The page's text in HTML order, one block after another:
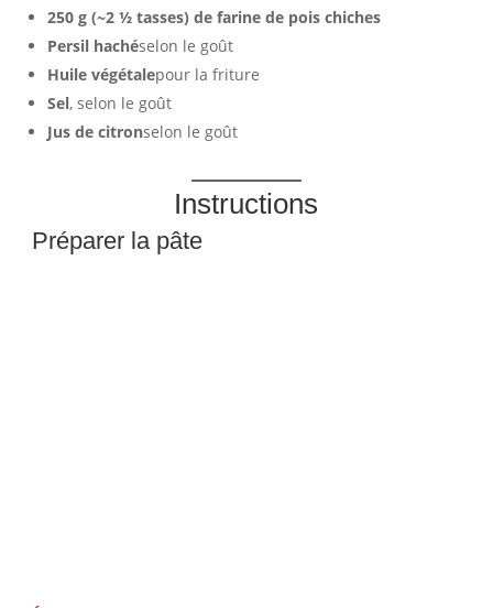
250 g (~2 ½ tasses) de farine de pois chiches
Persil hachéselon le goût
Huile végétalepour la friture
Sel, selon le goût
Jus de citronselon le goût
Instructions
Préparer la pâte